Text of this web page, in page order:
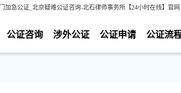
急公证_北京疑难公证咨询-北石律师事务所【24小时在线】官网
公证流
公证申请
涉外公证
公证咨询